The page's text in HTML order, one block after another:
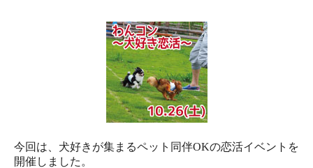
今回は、犬好きが集まるペット同伴OKの恋活イベントを
開催しました。